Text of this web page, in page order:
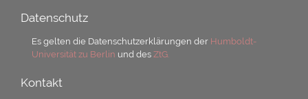
Datenschutz
Es gelten die Datenschutzerklärungen der Humboldt-
Universität zu Berlin und desZtG.
Kontakt